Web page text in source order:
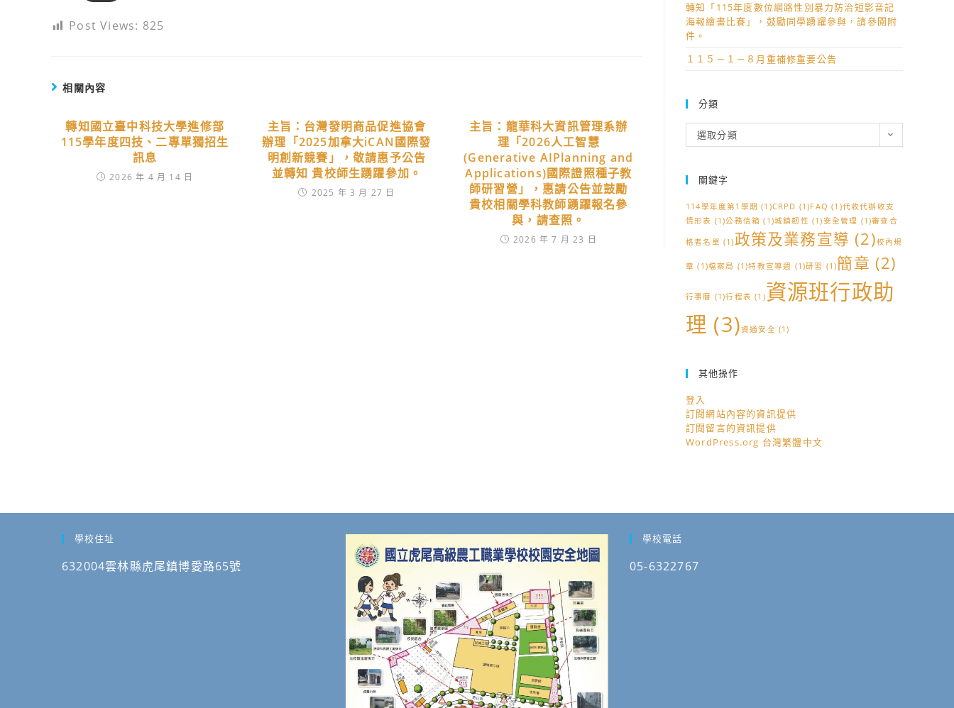
Post Views: 825
相關內容
轉知國立臺中科技大學進修部
115學年度四技、二專單獨招生
訊息
2026 年 4 月 14 日
主旨：台灣發明商品促進協會
辦理「2025加拿大iCAN國際發
明創新競賽」，敬請惠予公告
並轉知 貴校師生踴躍參加。
2025 年 3 月 27 日
主旨：龍華科大資訊管理系辦
理「2026人工智慧
(Generative AIPlanning and
Applications)國際證照種子教
師研習營」，惠請公告並鼓勵
貴校相關學科教師踴躍報名參
與，請查照。
2026 年 7 月 23 日
轉知「115年度數位網路性別暴力防治短影音記
海報繪畫比賽」，鼓勵同學踴躍參與，請參閱附
件。
１１５－１－８月重補修重要公告
分類
類
選取分類
關鍵字
114學年度第1學期 (1)CRPD (1)FAQ (1)代收代辦收支
情形表 (1)公務信箱 (1)城鎮韌性 (1)安全管理 (1)審查合
格者名單 (1)政策及業務宣導 (2)校內規
章 (1)檔案局 (1)特教宣導週 (1)研習 (1)簡章 (2)
行事曆 (1)行程表 (1)資源班行政助
理 (3)資通安全 (1)
其他操作
登入
訂閱網站內容的資訊提供
訂閱留言的資訊提供
WordPress.org 台灣繁體中文
學校住址
632004雲林縣虎尾鎮博愛路65號
學校電話
05-6322767